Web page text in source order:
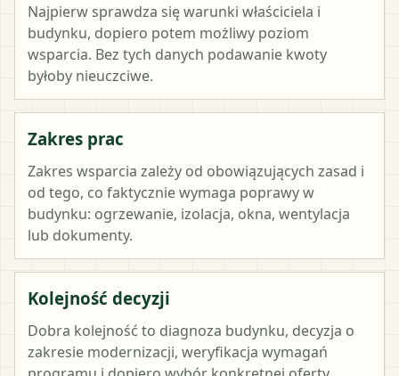
Najpierw sprawdza się warunki właściciela i
budynku, dopiero potem możliwy poziom
wsparcia. Bez tych danych podawanie kwoty
byłoby nieuczciwe.
Zakres prac
Zakres wsparcia zależy od obowiązujących zasad i
od tego, co faktycznie wymaga poprawy w
budynku: ogrzewanie, izolacja, okna, wentylacja
lub dokumenty.
Kolejność decyzji
Dobra kolejność to diagnoza budynku, decyzja o
zakresie modernizacji, weryfikacja wymagań